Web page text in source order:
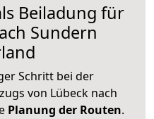
Beiladung für
Sundern
Schritt bei der
von Lübeck nach
Planung der Routen.